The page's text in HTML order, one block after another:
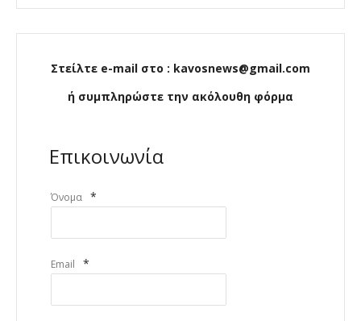
Στείλτε e-mail στο : kavosnews@gmail.com
ή συμπληρώστε την ακόλουθη φόρμα
Επικοινωνία
Όνομα *
Email *